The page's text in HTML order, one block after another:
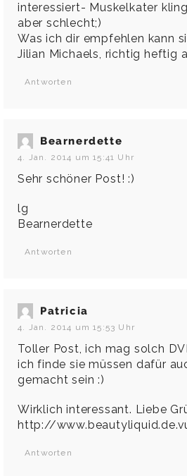
interessiert- Muskelkater
aber schlecht;)
Was ich dir empfehlen kann
Jilian Michaels, richtig heftig
Antworten
Bearnerdette
4. Jan. 2014 um 15:41 Uhr
Sehr schöner Post! :)
lg
Bearnerdette
Antworten
Patricia
4. Jan. 2014 um 15:53 Uhr
Toller Post, ich mag solch
ich finde sie müssen dafür
gemacht sein :)
Wirklich interessant. Liebe
http://
Antworten